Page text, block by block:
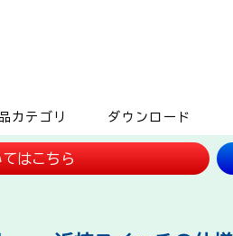
カテゴリ ダウンロード
はこちら